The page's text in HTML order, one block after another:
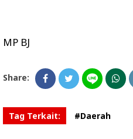
MP BJ
Share:
Tag Terkait: #Daerah